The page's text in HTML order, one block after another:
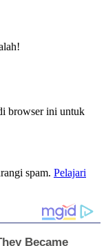
browser ini untuk
spam. Pelajari